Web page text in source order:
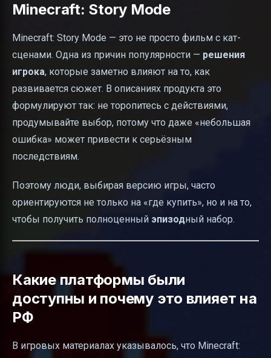
Minecraft: Story Mode
Minecraft: Story Mode — это не просто фильм с кат-
сценами. Одна из причин популярности — решения
игрока, которые заметно влияют на то, как
развивается сюжет. В описаниях продукта это
формулируют так: не торопитесь с действиями,
продумывайте выбор, потому что даже «небольшая
ошибка» может привести к серьёзным
последствиям.
Поэтому люди, выбирая версию игры, часто
ориентируются не только на «где купить», но и на то,
чтобы получить полноценный эпизодный набор.
Какие платформы были
доступны и почему это влияет на
РФ
В игровых материалах указывалось, что Minecraft: